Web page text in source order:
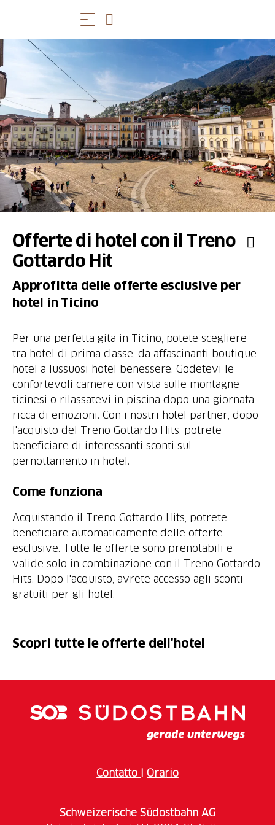
Offerte di hotel con il Treno
Gottardo Hit
Approfitta delle offerte esclusive per
hotel in Ticino
Per una perfetta gita in Ticino, potete scegliere
tra hotel di prima classe, da affascinanti boutique
hotel a lussuosi hotel benessere. Godetevi le
confortevoli camere con vista sulle montagne
ticinesi o rilassatevi in piscina dopo una giornata
ricca di emozioni. Con i nostri hotel partner, dopo
l'acquisto del Treno Gottardo Hits, potrete
beneficiare di interessanti sconti sul
pernottamento in hotel.
Come funziona
Acquistando il Treno Gottardo Hits, potrete
beneficiare automaticamente delle offerte
esclusive. Tutte le offerte sono prenotabili e
valide solo in combinazione con il Treno Gottardo
Hits. Dopo l'acquisto, avrete accesso agli sconti
gratuiti per gli hotel.
Scopri tutte le offerte dell'hotel
Contatto Orario
Schweizerische Südostbahn AG